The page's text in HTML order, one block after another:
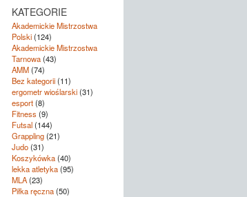
KATEGORIE
Akademickie Mistrzostwa
Polski(124)
Akademickie Mistrzostwa
Tarnowa(43)
AMM(74)
Bez kategorii(11)
ergometr wioślarski(31)
esport(8)
Fitness (9)
Futsal(144)
Grappling(21)
Judo(31)
Koszykówka(40)
lekka atletyka(95)
MLA(23)
Piłka ręczna(50)